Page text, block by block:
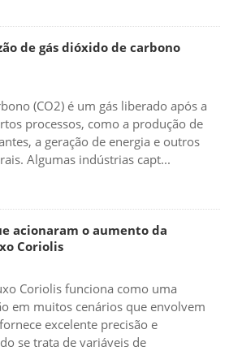
de gás dióxido de carbono
(CO2) é um gás liberado após a
processos, como a produção de
a geração de energia e outros
Algumas indústrias capt...
acionaram o aumento da
Coriolis
Coriolis funciona como uma
em muitos cenários que envolvem
excelente precisão e
se trata de variáveis de